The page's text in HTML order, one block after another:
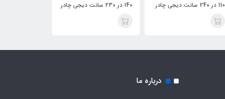
110 در 240 سانت دیجی چادر
140 در 230 سانت دیجی چادر
درباره ما